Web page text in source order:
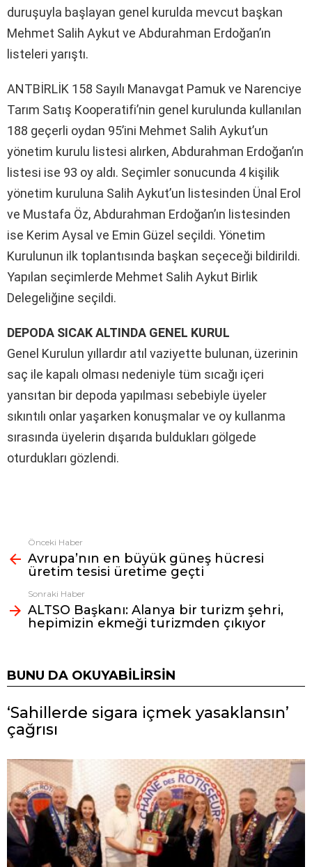
duruşuyla başlayan genel kurulda mevcut başkan
Mehmet Salih Aykut ve Abdurahman Erdoğan’ın
listeleri yarıştı.
ANTBİRLİK 158 Sayılı Manavgat Pamuk ve Narenciye
Tarım Satış Kooperatifi’nin genel kurulunda kullanılan
188 geçerli oydan 95’ini Mehmet Salih Aykut’un
yönetim kurulu listesi alırken, Abdurahman Erdoğan’ın
listesi ise 93 oy aldı. Seçimler sonucunda 4 kişilik
yönetim kuruluna Salih Aykut’un listesinden Ünal Erol
ve Mustafa Öz, Abdurahman Erdoğan’ın listesinden
ise Kerim Aysal ve Emin Güzel seçildi. Yönetim
Kurulunun ilk toplantısında başkan seçeceği bildirildi.
Yapılan seçimlerde Mehmet Salih Aykut Birlik
Delegeliğine seçildi.
DEPODA SICAK ALTINDA GENEL KURUL
Genel Kurulun yıllardır atıl vaziyette bulunan, üzerinin
saç ile kapalı olması nedeniyle tüm sıcağı içeri
yansıtan bir depoda yapılması sebebiyle üyeler
sıkıntılı onlar yaşarken konuşmalar ve oy kullanma
sırasında üyelerin dışarıda buldukları gölgede
oturdukları gözlendi.
Fazlasına
bak
Önceki Haber
Avrupa’nın en büyük güneş hücresi
üretim tesisi üretime geçti
Sonraki Haber
ALTSO Başkanı: Alanya bir turizm şehri,
hepimizin ekmeği turizmden çıkıyor
BUNU DA OKUYABILIRSIN
‘Sahillerde sigara içmek yasaklansın’
çağrısı